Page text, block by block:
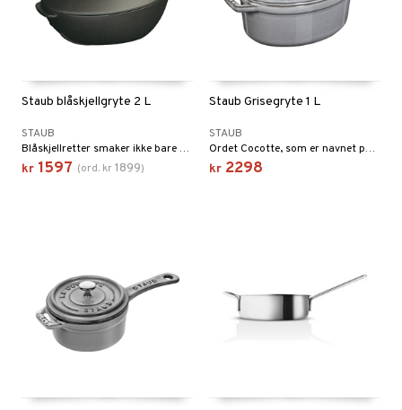
Staub blåskjellgryte 2 L
STAUB
Blåskjellretter smaker ikke bare godt på ferie på terrassen til en bretonsk havnerestaurant, de kan også enkelt tilberedes hjemme på kjøkkenet ditt.
kr 1597 (ord. kr 1899)
Staub Grisegryte 1 L
STAUB
Ordet Cocotte, som er navnet på lapskausen, kommer fra det franske ordet for høne eller kylling, men det kan selvsagt brukes om alle slags kjøtt.
kr 2298